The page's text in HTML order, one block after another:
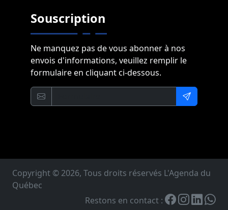
Souscription
Ne manquez pas de vous abonner à nos
envois d'informations, veuillez remplir le
formulaire en cliquant ci-dessous.
Copyright © 2026, Tous droits réservés L'Agenda du
Québec
Restons en contact :